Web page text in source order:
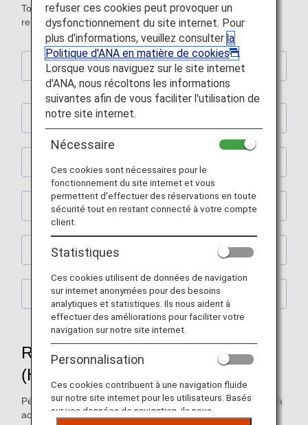
Tous nos passagers sont invités à précommander l'un des
repas qui leurs conviennent.
Informations concernant les repas spéciaux
Repas non végétarien hindou (HNML)
Repas musulman (MOML)
Repas casher (KSML)
Repas végétarien jaïn (VJML)
Repas non végétarien hindou
(HNML)
Période de service pour le menu ci‑dessous : de juin 2026 à
août 2026
refuser ces cookies peut provoquer un
dysfonctionnement du site internet. Pour
plus d'informations, veuillez consulter la
Politique d'ANA en matière de cookies
.
Lorsque vous naviguez sur le site internet
d'ANA, nous récoltons les informations
suivantes afin de vous faciliter l'utilisation de
notre site internet.
Nécessaire
Ces cookies sont nécessaires pour le
fonctionnement du site internet et vous
permettent d'effectuer des réservations en toute
sécurité tout en restant connecté à votre compte
client.
Statistiques
Ces cookies utilisent de données de navigation
sur internet anonymées pour des besoins
analytiques et statistiques. Ils nous aident à
effectuer des améliorations pour faciliter votre
navigation sur notre site internet.
Personnalisation
Ces cookies contribuent à une navigation fluide
sur notre site internet pour les utilisateurs. Basés
sur vos données de navigation, ils nous